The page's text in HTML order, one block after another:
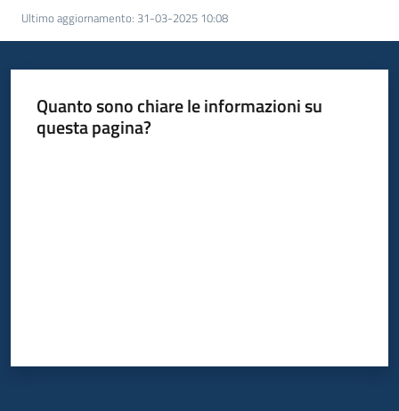
Ultimo aggiornamento: 31-03-2025 10:08
Quanto sono chiare le informazioni su
questa pagina?